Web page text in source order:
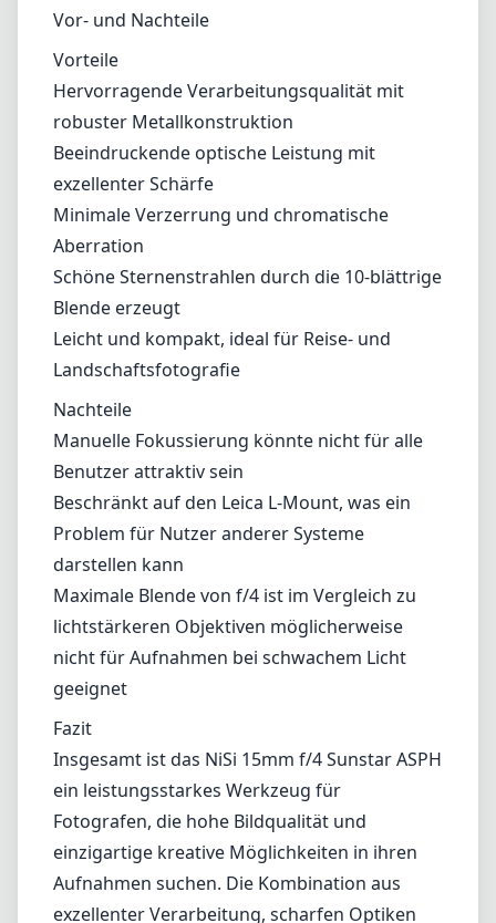
Blende erzeugt
Leicht und kompakt, ideal für Reise- und
Landschaftsfotografie
Nachteile
Manuelle Fokussierung könnte nicht für alle
Benutzer attraktiv sein
Beschränkt auf den Leica L-Mount, was ein
Problem für Nutzer anderer Systeme
darstellen kann
Maximale Blende von f/4 ist im Vergleich zu
lichtstärkeren Objektiven möglicherweise
nicht für Aufnahmen bei schwachem Licht
geeignet
Fazit
Insgesamt ist das NiSi 15mm f/4 Sunstar ASPH
ein leistungsstarkes Werkzeug für
Fotografen, die hohe Bildqualität und
einzigartige kreative Möglichkeiten in ihren
Aufnahmen suchen. Die Kombination aus
exzellenter Verarbeitung, scharfen Optiken
und der Fähigkeit, atemberaubende
Sternenstrahlen zu erzeugen, macht es zu
einer starken Wahl für alle, die ihre
Weitwinkelsammlung erweitern möchten.
Potenzielle Käufer sollten jedoch den Aspekt
der manuellen Fokussierung bedenken und
sicherstellen, dass die maximale Blende von
f/4 ihren Aufnahmebedürfnissen entspricht.
Wenn Sie ein Nutzer des Leica L-Mount sind